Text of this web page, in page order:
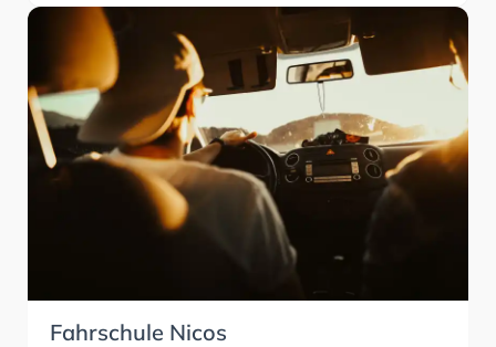
Fahrschule Nicos